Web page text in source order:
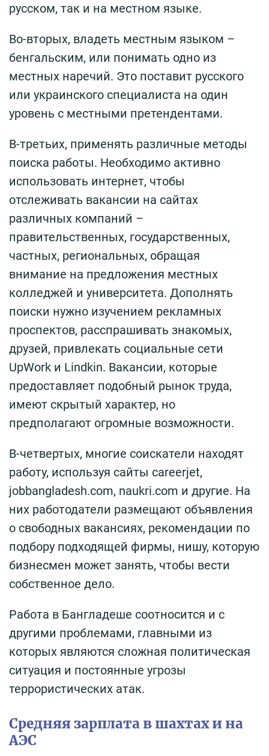
русском, так и на местном языке.
Во-вторых, владеть местным языком –
бенгальским, или понимать одно из
местных наречий. Это поставит русского
или украинского специалиста на один
уровень с местными претендентами.
В-третьих, применять различные методы
поиска работы. Необходимо активно
использовать интернет, чтобы
отслеживать вакансии на сайтах
различных компаний –
правительственных, государственных,
частных, региональных, обращая
внимание на предложения местных
колледжей и университета. Дополнять
поиски нужно изучением рекламных
проспектов, расспрашивать знакомых,
друзей, привлекать социальные сети
UpWork и Lindkin. Вакансии, которые
предоставляет подобный рынок труда,
имеют скрытый характер, но
предполагают огромные возможности.
В-четвертых, многие соискатели находят
работу, используя сайты careerjet,
jobbangladesh.com, naukri.com и другие. На
них работодатели размещают объявления
о свободных вакансиях, рекомендации по
подбору подходящей фирмы, нишу, которую
бизнесмен может занять, чтобы вести
собственное дело.
Работа в Бангладеше соотносится и с
другими проблемами, главными из
которых являются сложная политическая
ситуация и постоянные угрозы
террористических атак.
Средняя зарплата в шахтах и на
АЭС